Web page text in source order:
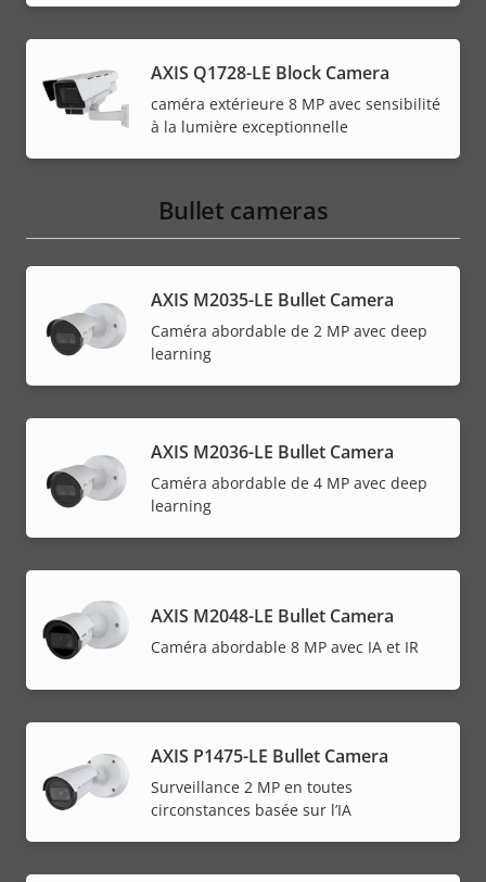
AXIS Q1728-LE Block Camera
caméra extérieure 8 MP avec sensibilité
à la lumière exceptionnelle
Bullet cameras
AXIS M2035-LE Bullet Camera
Caméra abordable de 2 MP avec deep
learning
AXIS M2036-LE Bullet Camera
Caméra abordable de 4 MP avec deep
learning
AXIS M2048-LE Bullet Camera
Caméra abordable 8 MP avec IA et IR
AXIS P1475-LE Bullet Camera
Surveillance 2 MP en toutes
circonstances basée sur l’IA